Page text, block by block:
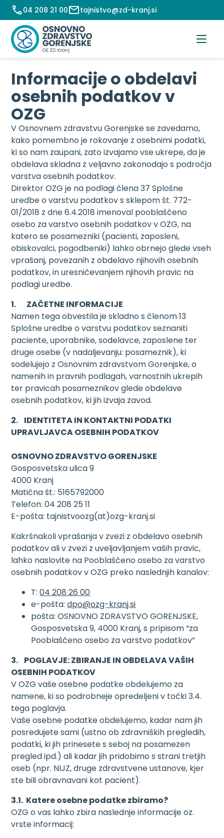
Preskoči
na
vsebino
04 208 21 00 tajnistvo@zd-kranj.si
Informacije o obdelavi
osebnih podatkov v
OZG
V Osnovnem zdravstvu Gorenjske se zavedamo,
kako pomembno je rokovanje z osebnimi podatki,
ki so nam zaupani, zato izvajamo vse ukrepe, da je
obdelava skladna z veljavno zakonodajo s področja
varstva osebnih podatkov.
Direktor OZG je na podlagi člena 37 Splošne
uredbe o varstvu podatkov s sklepom št. 772-
01/2018 z dne 6.4.2018 imenoval pooblaščeno
osebo za varstvo osebnih podatkov v OZG, na
katero se posamezniki (pacienti, zaposleni,
obiskovalci, pogodbeniki) lahko obrnejo glede vseh
vprašanj, povezanih z obdelavo njihovih osebnih
podatkov, in uresničevanjem njihovih pravic na
podlagi uredbe.
1. ZAČETNE INFORMACIJE
Namen tega obvestila je skladno s členom 13
Splošne uredbe o varstvu podatkov seznaniti
paciente, uporabnike, sodelavce, zaposlene ter
druge osebe (v nadaljevanju: posameznik), ki
sodelujejo z Osnovnim zdravstvom Gorenjske, o
namenih in pravnih podlagah, varnostnih ukrepih
ter pravicah posameznikov glede obdelave
osebnih podatkov, ki jih izvaja zavod.
2. IDENTITETA IN KONTAKTNI PODATKI
UPRAVLJAVCA OSEBNIH PODATKOV
OSNOVNO ZDRAVSTVO GORENJSKE
Gosposvetska ulica 9
4000 Kranj
Matična št.: 5165792000
Telefon: 04 208 25 11
E-pošta: tajnistvoozg(at)ozg-kranj.si
Kakršnakoli vprašanja v zvezi z obdelavo osebnih
podatkov ali v zvezi z uveljavljanjem vaših pravic,
lahko naslovite na Pooblaščeno osebo za varstvo
osebnih podatkov v OZG preko naslednjih kanalov:
T:04 208 26 00
e-pošta:dpo@ozg-kranj.si
pošta: OSNOVNO ZDRAVSTVO GORENJSKE,
Gosposvetska 9, 4000 Kranj, s pripisom “za
Pooblaščeno osebo za varstvo podatkov”
3. POGLAVJE: ZBIRANJE IN OBDELAVA VAŠIH
OSEBNIH PODATKOV
V OZG vaše osebne podatke obdelujemo za
namene, ki so podrobneje opredeljeni v točki 3.4.
tega poglavja.
Vaše osebne podatke obdelujemo, kadar nam jih
posredujete sami (ustno ob zdravniških pregledih,
podatki, ki jih prinesete s seboj na posamezen
pregled ipd.) ali kadar jih pridobimo s strani tretjih
oseb (npr. NIJZ, druge zdravstvene ustanove, kjer
ste bili obravnavani kot pacient).
3.1. Katere osebne podatke zbiramo?
OZG o vas lahko zbira naslednje informacije oz.
vrste informacij: